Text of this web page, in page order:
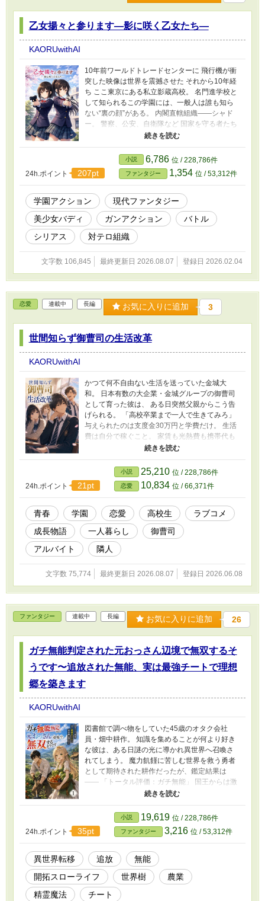
乙女揚々と参ります―影に咲く乙女たち―
KAORUwithAI
10年前ワールドトレードセンターに 飛行機が衝
突した映像は世界を震撼させた それから10年経
ち ここ東京にある私立影蔵高校。 名門進学校と
して知られるこの学園には、一般人は誰も知ら
ない“裏の顔”がある。 内閣直轄組織――シャド
ー。 警察、公安、自衛隊など 国家を守る者たち
と 国内で暗躍するテロ組織、武器密売組織、国
一員として戦うのは、 15歳の少女――桜 陽奈
（さくら ひな）。 冷静無比な射撃能力を持ち、
「銃器を扱わせたら右に出る者はいない」と言
われる天才狙撃手。 そして、彼女の相棒。 秋月
紅葉（あきづき もみじ）。 国立大学で研究をし
ていた 両親を殺害された過去を持ち、 シャドー
に引き取られ、桜と共に生きる道を選んだ少
女。 表では普通の女子高生。 裏では国家の影。
笑顔と銃声。 制服と硝煙。 友情と殺意。 ――乙
女たちは今日も、影から国を守る。
24h.ポイント 207pt
小説 6,786 位 / 228,786件
ファンタジー 1,354 位 / 53,312件
学園アクション
現代ファンタジー
美少女バディ
ガンアクション
バトル
シリアス
対テロ組織
文字数 106,845 最終更新日 2026.08.07 登録日 2026.02.04
恋愛 連載中 長編 お気に入りに追加 3
世間知らず御曹司の生活改革
KAORUwithAI
かつて何不自由ない生活を送っていた金城大
和。 日本有数の大企業・金城グループの御曹司
として育った彼は、 ある日突然父親からこう告
げられる。 「高校卒業まで一人で生きてみろ」
与えられたのは支度金30万円と学費だけ。 生活
費は自分で稼ぐこと。 家賃も光熱費も携帯代も
全て自己負担。 こうして御曹司のサバイバル生
ルバイト。 特売チラシを片手にスーパーを駆け
回り、洗濯や料理やゴミの分別に悪戦苦闘。 こ
れまで当たり前だと思っていた日常が、どれほ
ど多くの人に支えられていたのかを少しずつ知
っていく。 そんな大和の隣の部屋に住むのは、
しっかり者の同級生・桜井詩織。 料理も家事も
完璧な彼女は、失敗ばかりの大和を呆れながら
も放っておけない。 だが詩織には誰にも言えな
い過去があった。 亡くなった両親。 そして、そ
の死に関わっているかもしれない金城グループ
への複雑な想い――。 知らず知らずのうちに距
離を縮めていく二人。 やがて明かされる過去と
真実。 それでも前を向いて生きようとする少年
と少女の成長物語。 これは、一人では何もでき
なかった御曹司が、 働くことの大変さを知り、
人の優しさを知り、 本当に大切なものを見つけ
ていく物語。 笑って、泣いて、ときどき怒られ
て。 御曹司の人生勉強が今、始まる。
24h.ポイント 21pt
小説 25,210 位 / 228,786件
恋愛 10,834 位 / 66,371件
青春 学園 恋愛 高校生
ラブコメ
成長物語
一人暮らし
御曹司
アルバイト
隣人
文字数 75,774 最終更新日 2026.08.07 登録日 2026.06.08
ファンタジー 連載中 長編 お気に入りに追加 26
ガチ無能判定された元おっさん辺境で無双するそ
うです〜追放された無能、実は最強チートで理想
郷を築きます
KAORUwithAI
図書館で調べ物をしていた45歳のオタク会社
員・畑中耕作。 知識を集めることが何より好き
な彼は、ある日謎の光に導かれ異世界へ召喚さ
れてしまう。 魔力飢饉に苦しむ世界を救う勇者
として期待された耕作だったが、鑑定結果は
―― 「トータル評価：ガチ無能」 国王からは激
怒され、王女からは軽蔑され、その日のうちに
持つ特殊能力―― 【知識】 【超成長（極隠
蔽）】 【種生成（極隠蔽）】 その真価を。 若返
り、辺境で出会ったのは同じく「無能」の烙印
を押され追放された魔力ゼロのエルフ少女・メ
ル。 追放者同士となった二人は、生きるために
荒野を開拓し始める。 一本の種から森を作り、
荒れ地から畑を生み出し、 失われた知識で文明
を発展させていく耕作。 やがて彼が作り上げる
楽園は、人間もエルフも獣人も集う理想郷とな
24h.ポイント 35pt
小説 19,619 位 / 228,786件
ファンタジー 3,216 位 / 53,312件
異世界転移 追放
無能
開拓スローライフ
世界樹
農業
精霊魔法
チート